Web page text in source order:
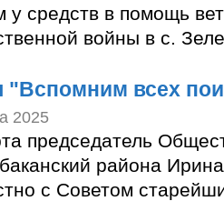
у средств в помощь
войны в с.
"Вспомним всех
2025
председатель
района
с Советом